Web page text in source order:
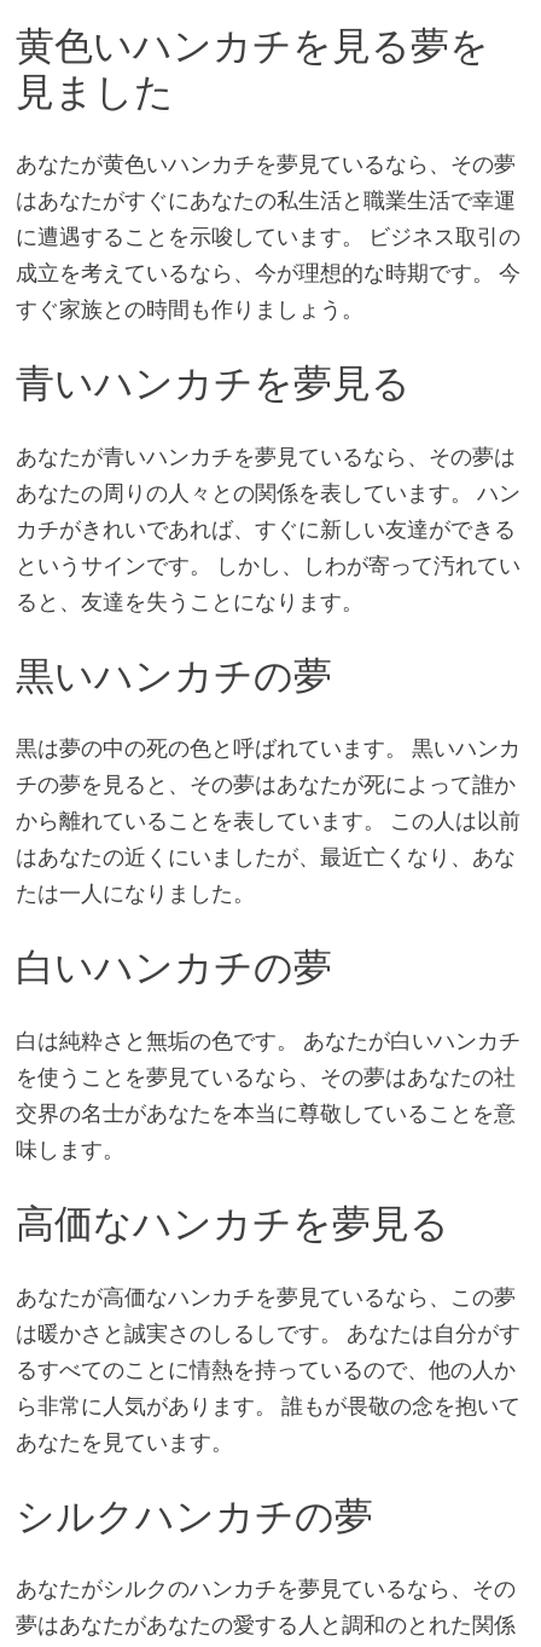
黄色いハンカチを見る夢を
見ました
あなたが黄色いハンカチを夢見ているなら、その夢
はあなたがすぐにあなたの私生活と職業生活で幸運
に遭遇することを示唆しています。 ビジネス取引の
成立を考えているなら、今が理想的な時期です。 今
すぐ家族との時間も作りましょう。
青いハンカチを夢見る
あなたが青いハンカチを夢見ているなら、その夢は
あなたの周りの人々との関係を表しています。 ハン
カチがきれいであれば、すぐに新しい友達ができる
というサインです。 しかし、しわが寄って汚れてい
ると、友達を失うことになります。
黒いハンカチの夢
黒は夢の中の死の色と呼ばれています。 黒いハンカ
チの夢を見ると、その夢はあなたが死によって誰か
から離れていることを表しています。 この人は以前
はあなたの近くにいましたが、最近亡くなり、あな
たは一人になりました。
白いハンカチの夢
白は純粋さと無垢の色です。 あなたが白いハンカチ
を使うことを夢見ているなら、その夢はあなたの社
交界の名士があなたを本当に尊敬していることを意
味します。
高価なハンカチを夢見る
あなたが高価なハンカチを夢見ているなら、この夢
は暖かさと誠実さのしるしです。 あなたは自分がす
るすべてのことに情熱を持っているので、他の人か
ら非常に人気があります。 誰もが畏敬の念を抱いて
あなたを見ています。
シルクハンカチの夢
あなたがシルクのハンカチを夢見ているなら、その
夢はあなたがあなたの愛する人と調和のとれた関係